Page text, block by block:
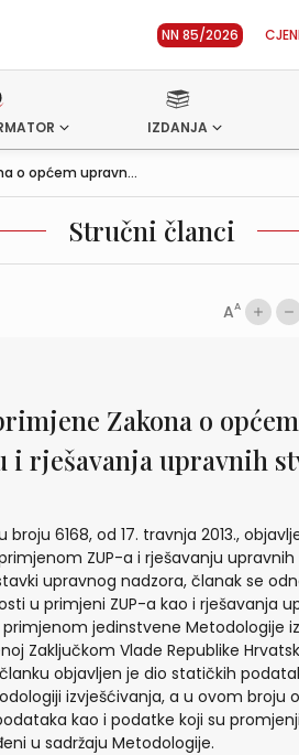
NN 85/2026
IZDANJA
o općem upravn...
Stručni članci
AA
Zakona o
i rješavanja upravnih
6168, od 17. travnja 2013.,
ZUP-a i rješavanju upravnih
upravnog nadzora, članak se
u primjeni ZUP-a kao i rješavanja
jedinstvene Metodologije
Zaključkom Vlade Republike
objavljen je dio statičkih
izvješćivanja, a u ovom broju
kao i podatke koji su
u sadržaju Metodologije.